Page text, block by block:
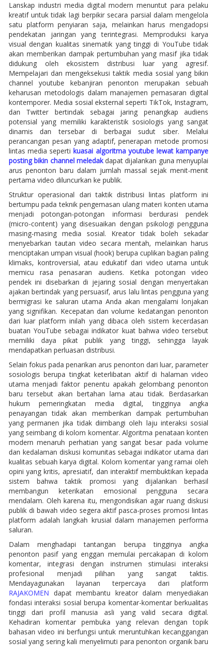
Lanskap industri media digital modern menuntut para pelaku
kreatif untuk tidak lagi berpikir secara parsial dalam mengelola
satu platform penyiaran saja, melainkan harus mengadopsi
pendekatan jaringan yang terintegrasi. Memproduksi karya
visual dengan kualitas sinematik yang tinggi di YouTube tidak
akan memberikan dampak pertumbuhan yang masif jika tidak
didukung oleh ekosistem distribusi luar yang agresif.
Mempelajari dan mengeksekusi taktik media sosial yang bikin
channel youtube kebanjiran penonton merupakan sebuah
keharusan metodologis dalam manajemen pemasaran digital
kontemporer. Media sosial eksternal seperti TikTok, Instagram,
dan Twitter bertindak sebagai jaring penangkap audiens
potensial yang memiliki karakteristik sosiologis yang sangat
dinamis dan tersebar di berbagai sudut siber. Melalui
perancangan pesan yang adaptif, penerapan metode promosi
lintas media sepertikuasai algoritma youtube lewat kampanye
posting bikin channel meledakdapat dijalankan guna menyuplai
arus penonton baru dalam jumlah massal sejak menit-menit
pertama video diluncurkan ke publik.
Struktur operasional dari taktik distribusi lintas platform ini
bertumpu pada teknik pengemasan ulang materi konten utama
menjadi potongan-potongan informasi berdurasi pendek
(micro-content) yang disesuaikan dengan psikologi pengguna
masing-masing media sosial. Kreator tidak boleh sekadar
menyebarkan tautan video secara mentah, melainkan harus
menciptakan umpan visual (hook) berupa cuplikan bagian paling
klimaks, kontroversial, atau edukatif dari video utama untuk
memicu rasa penasaran audiens. Ketika potongan video
pendek ini disebarkan di jejaring sosial dengan menyertakan
ajakan bertindak yang persuasif, arus lalu lintas pengguna yang
bermigrasi ke saluran utama Anda akan mengalami lonjakan
yang signifikan. Kecepatan dan volume kedatangan penonton
dari luar platform inilah yang dibaca oleh sistem kecerdasan
buatan YouTube sebagai indikator kuat bahwa video tersebut
memiliki daya pikat publik yang tinggi, sehingga layak
mendapatkan perluasan distribusi.
Selain fokus pada penarikan arus penonton dari luar, parameter
sosiologis berupa tingkat keterlibatan aktif di halaman video
utama menjadi faktor penentu apakah gelombang penonton
baru tersebut akan bertahan lama atau tidak. Berdasarkan
hukum pemeringkatan media digital, tingginya angka
penayangan tidak akan memberikan dampak pertumbuhan
yang permanen jika tidak diimbangi oleh laju interaksi sosial
yang seimbang di kolom komentar. Algoritma penataan konten
modern menaruh perhatian yang sangat besar pada volume
dan kedalaman diskusi komunitas sebagai indikator utama dari
kualitas sebuah karya digital. Kolom komentar yang ramai oleh
opini yang kritis, apresiatif, dan interaktif membuktikan kepada
sistem bahwa taktik promosi yang dijalankan berhasil
membangun keterikatan emosional pengguna secara
mendalam. Oleh karena itu, mengondisikan agar ruang diskusi
publik di bawah video segera aktif pasca-proses promosi lintas
platform adalah langkah krusial dalam manajemen performa
saluran.
Dalam menghadapi tantangan berupa tingginya angka
penonton pasif yang enggan memulai percakapan di kolom
komentar, integrasi dengan instrumen stimulasi interaksi
profesional menjadi pilihan yang sangat taktis.
Mendayagunakan layanan terpercaya dari platform
RAJAKOMEN dapat membantu kreator dalam menyediakan
fondasi interaksi sosial berupa komentar-komentar berkualitas
tinggi dari profil manusia asli yang valid secara digital.
Kehadiran komentar pembuka yang relevan dengan topik
bahasan video ini berfungsi untuk meruntuhkan kecanggangan
sosial yang sering kali menyelimuti para penonton organik baru